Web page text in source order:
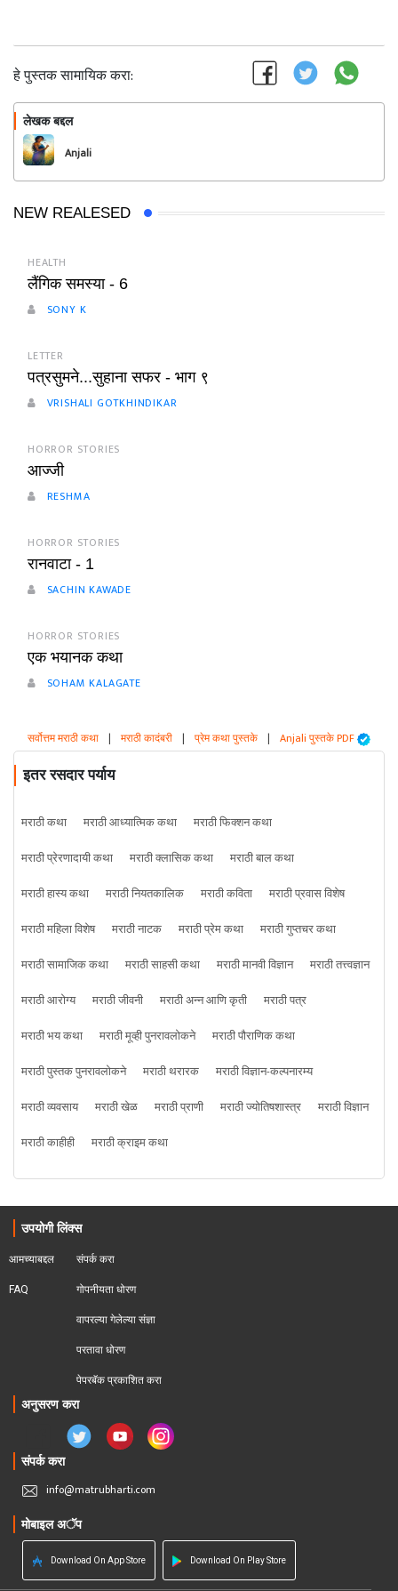
हे पुस्तक सामायिक करा:
लेखक बद्दल
Anjali
NEW REALESED
HEALTH
लैंगिक समस्या - 6
SONY K
LETTER
पत्रसुमने...सुहाना सफर - भाग ९
VRISHALI GOTKHINDIKAR
HORROR STORIES
आज्जी
RESHMA
HORROR STORIES
रानवाटा - 1
SACHIN KAWADE
HORROR STORIES
एक भयानक कथा
SOHAM KALAGATE
सर्वोत्तम मराठी कथा | मराठी कादंबरी | प्रेम कथा पुस्तके | Anjali पुस्तके PDF
इतर रसदार पर्याय
मराठी कथा मराठी आध्यात्मिक कथा
मराठी फिक्शन कथा
मराठी प्रेरणादायी कथा
मराठी क्लासिक कथा
मराठी बाल कथा
मराठी हास्य कथा
मराठी नियतकालिक मराठी कविता
मराठी प्रवास विशेष
मराठी महिला विशेष
मराठी नाटक मराठी प्रेम कथा
मराठी गुप्तचर कथा
मराठी सामाजिक कथा
मराठी साहसी कथा मराठी मानवी विज्ञान
मराठी तत्त्वज्ञान
मराठी आरोग्य
मराठी जीवनी मराठी अन्न आणि कृती
मराठी पत्र
मराठी भय कथा
मराठी मूव्ही पुनरावलोकने
मराठी पौराणिक कथा
मराठी पुस्तक पुनरावलोकने
मराठी थरारक
मराठी विज्ञान-कल्पनारम्य
मराठी व्यवसाय
मराठी खेळ मराठी प्राणी मराठी ज्योतिषशास्त्र
मराठी विज्ञान
मराठी काहीही
मराठी क्राइम कथा
उपयोगी लिंक्स
आमच्याबद्दल
FAQ
संपर्क करा
गोपनीयता धोरण
वापरल्या गेलेल्या संज्ञा
परतावा धोरण
पेपरबॅक प्रकाशित करा
अनुसरण करा
संपर्क करा
info@matrubharti.com
मोबाइल अॅप
Download On App Store Download On Play Store